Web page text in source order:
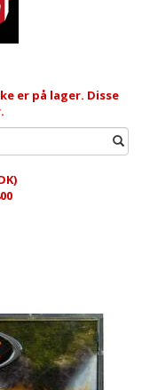
er på lager. Disse